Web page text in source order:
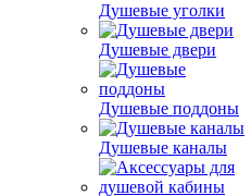
Душевые уголки
Душевые двери
Душевые поддоны
Душевые каналы